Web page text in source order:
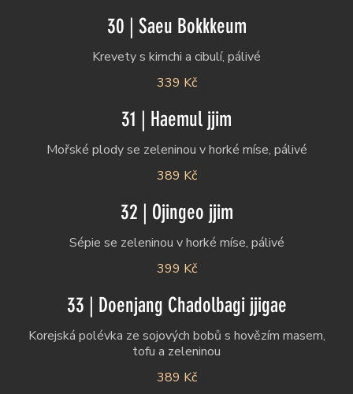
30 | Saeu Bokkkeum
339 Kč
31 | Haemul jjim
Mořské plody se zeleninou v horké míse, pálivé
389 Kč
32 | Ojingeo jjim
Sépie se zeleninou v horké míse, pálivé
399 Kč
33 | Doenjang Chadolbagi jjigae
Korejská polévka ze sojových bobů s hovězím masem,
tofu a zeleninou
389 Kč